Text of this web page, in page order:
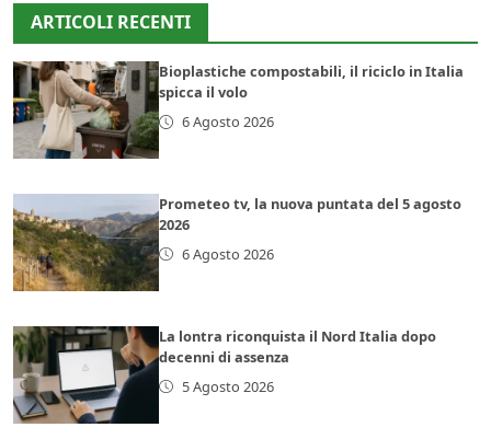
ARTICOLI RECENTI
Bioplastiche compostabili, il riciclo in Italia
spicca il volo
6 Agosto 2026
Prometeo tv, la nuova puntata del 5 agosto
2026
6 Agosto 2026
La lontra riconquista il Nord Italia dopo
decenni di assenza
5 Agosto 2026